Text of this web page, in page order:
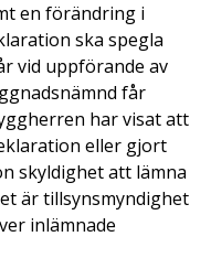
en förändring i
ska spegla
vid uppförande av
får
har visat att
eller gjort
skyldighet att lämna
är tillsynsmyndighet
inlämnade